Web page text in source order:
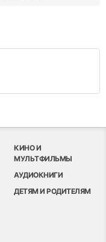
КИНО И
МУЛЬТФИЛЬМЫ
АУДИОКНИГИ
ДЕТЯМ И РОДИТЕЛЯМ